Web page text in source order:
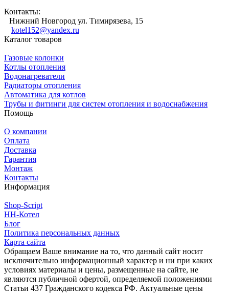
Контакты:
Нижний Новгород ул. Тимирязева, 15
kotel152@yandex.ru
Каталог товаров
Газовые колонки
Котлы отопления
Водонагреватели
Радиаторы отопления
Автоматика для котлов
Трубы и фитинги для систем отопления и водоснабжения
Помощь
О компании
Оплата
Доставка
Гарантия
Монтаж
Контакты
Информация
Shop-Script
НН-Котел
Блог
Политика персональных данных
Карта сайта
Обращаем Ваше внимание на то, что данный сайт носит
исключительно информационный характер и ни при каких
условиях материалы и цены, размещенные на сайте, не
являются публичной офертой, определяемой положениями
Статьи 437 Гражданского кодекса РФ. Актуальные цены